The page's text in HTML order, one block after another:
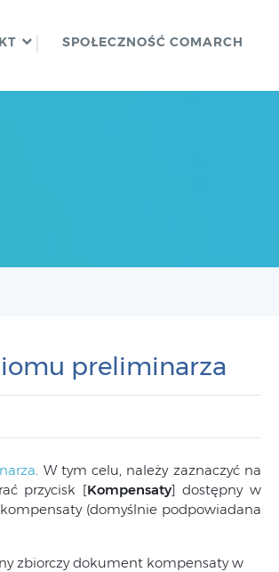
SPOŁECZNOŚĆ COMARCH
preliminarza
. W tym celu, należy zaznaczyć na
przycisk [Kompensaty] dostępny w
(domyślnie podpowiadana
zbiorczy dokument kompensaty w